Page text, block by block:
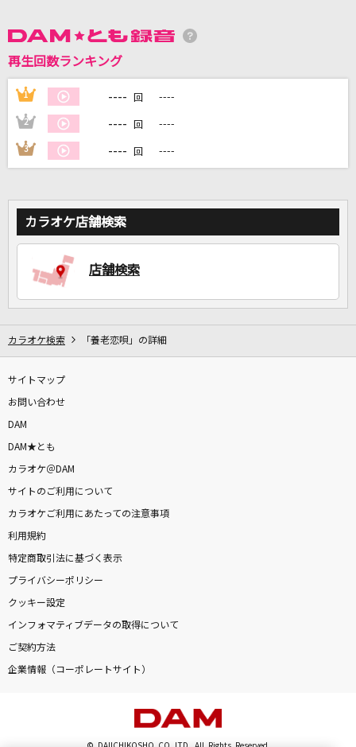
DAMに会員登録・ログインして
カラオケをもっと楽しもう！
再生回数ランキング
1 ---- 回 ----
2 ---- 回 ----
3 ---- 回 ----
カラオケ店舗検索
店舗検索
カラオケ検索 「養老恋唄」の詳細
サイトマップ
お問い合わせ
DAM
DAM★とも
カラオケ＠DAM
サイトのご利用について
カラオケご利用にあたっての注意事項
利用規約
特定商取引法に基づく表示
プライバシーポリシー
クッキー設定
インフォマティブデータの取得について
ご契約方法
企業情報（コーポレートサイト）
© DAIICHIKOSHO CO.,LTD. All Rights Reserved.